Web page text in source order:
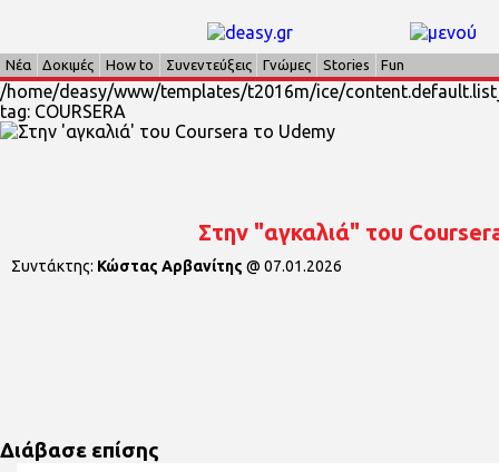
Νέα Δοκιμές How to Συνεντεύξεις Γνώμες Stories Fun
/home/deasy/www/templates/t2016m/ice/
tag: COURSERA
Στην "αγκαλιά" του
Συντάκτης: Κώστας Αρβανίτης @ 07.01.2026
Διάβασε επίσης